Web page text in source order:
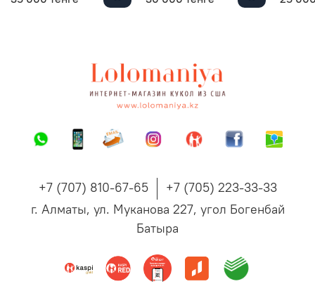
+7 (707) 810-67-65
+7 (705) 223-33-33
г. Алматы, ул. Муканова 227, угол Богенбай
Батыра